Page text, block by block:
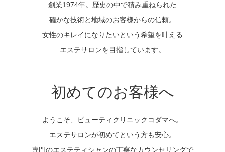
創業1974年。歴史の中で積み重ねられた
確かな技術と地域のお客様からの信頼。
女性のキレイになりたいという希望を叶える
エステサロンを目指しています。
初めてのお客様へ
ようこそ、ビューティクリニックコダマへ。
エステサロンが初めてという方も安心。
専門のエステティシャンの丁寧なカウンセリングで